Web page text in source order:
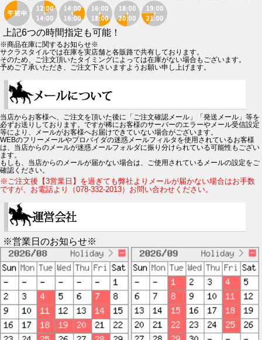
上記6つの時間指定も可能！
※商品在庫に関するお知らせ※
サクラスタイルでは在庫を実店舗と各販路で共有しております。
そのため、ご注文頂いたタイミングによっては在庫がない場合もございます。
予めご了承いただき、ご注文下さいますようお願い申し上げます。
当店からお客様へ、ご注文を頂いた後に「ご注文確認メール」「発送メール」等を
必ずお送りしております。ですが稀にお客様のサーバーのエラーやメール受信設定
等により、メールがお客様へお届けできていない場合がございます。
WEBのフリーメールやプロバイダの迷惑メールフィルタを使用されているお客様
は、当店からのメールが迷惑メールフォルダに振り分けられている可能性もござい
ます。
もしも、当店からのメールが届かない場合は、ご使用されているメールの設定をご
確認ください。
※ご注文後【3営業日】を過ぎても弊社よりメールが届かない場合はお手数
ですが、お電話より（078-332-2013）お問い合わせください。
※営業日のお知らせ※